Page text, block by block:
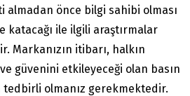
almadan önce bilgi sahibi olması
ile ilgili araştırmalar
Markanızın itibarı, halkın
ve güvenini etkileyeceği olan basın
olmanız gerekmektedir.